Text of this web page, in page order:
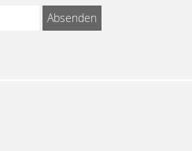
Absenden